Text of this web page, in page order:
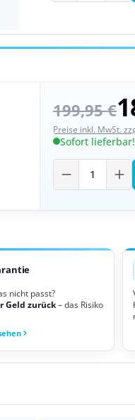
199,95 €
Preise inkl. MwSt.
Sofort
Produkt
nicht passt?
Geld zurück– das Risiko